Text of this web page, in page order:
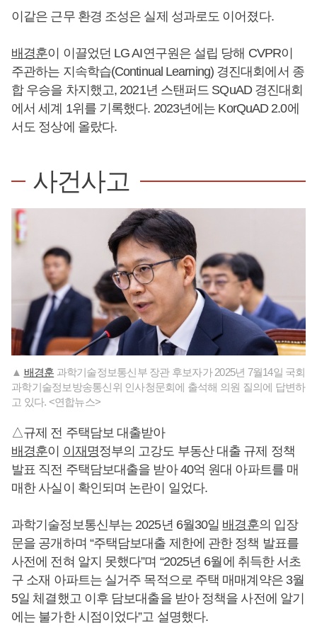
이같은 근무 환경 조성은 실제 성과로도 이어졌다.
배경훈이 이끌었던 LG AI연구원은 설립 당해 CVPR이
주관하는 지속학습(Continual Learning) 경진대회에서 종
합 우승을 차지했고, 2021년 스탠퍼드 SQuAD 경진대회
에서 세계 1위를 기록했다. 2023년에는 KorQuAD 2.0에
서도 정상에 올랐다.
사건사고
▲ 배경훈 과학기술정보통신부 장관 후보자가 2025년 7월14일 국회
과학기술정보방송통신위 인사청문회에 출석해 의원 질의에 답변하
고 있다. <연합뉴스>
△규제 전 주택담보 대출받아
배경훈이 이재명정부의 고강도 부동산 대출 규제 정책
발표 직전 주택담보대출을 받아 40억 원대 아파트를 매
매한 사실이 확인되며 논란이 일었다.
과학기술정보통신부는 2025년 6월30일 배경훈의 입장
문을 공개하며 “주택담보대출 제한에 관한 정책 발표를
사전에 전혀 알지 못했다”며 “2025년 6월에 취득한 서초
구 소재 아파트는 실거주 목적으로 주택 매매계약은 3월
5일 체결했고 이후 담보대출을 받아 정책을 사전에 알기
에는 불가한 시점이었다”고 설명했다.